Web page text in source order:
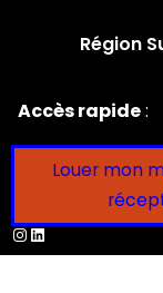
Région
Accès rapide:
Louer mon
Instagram
LinkedIn